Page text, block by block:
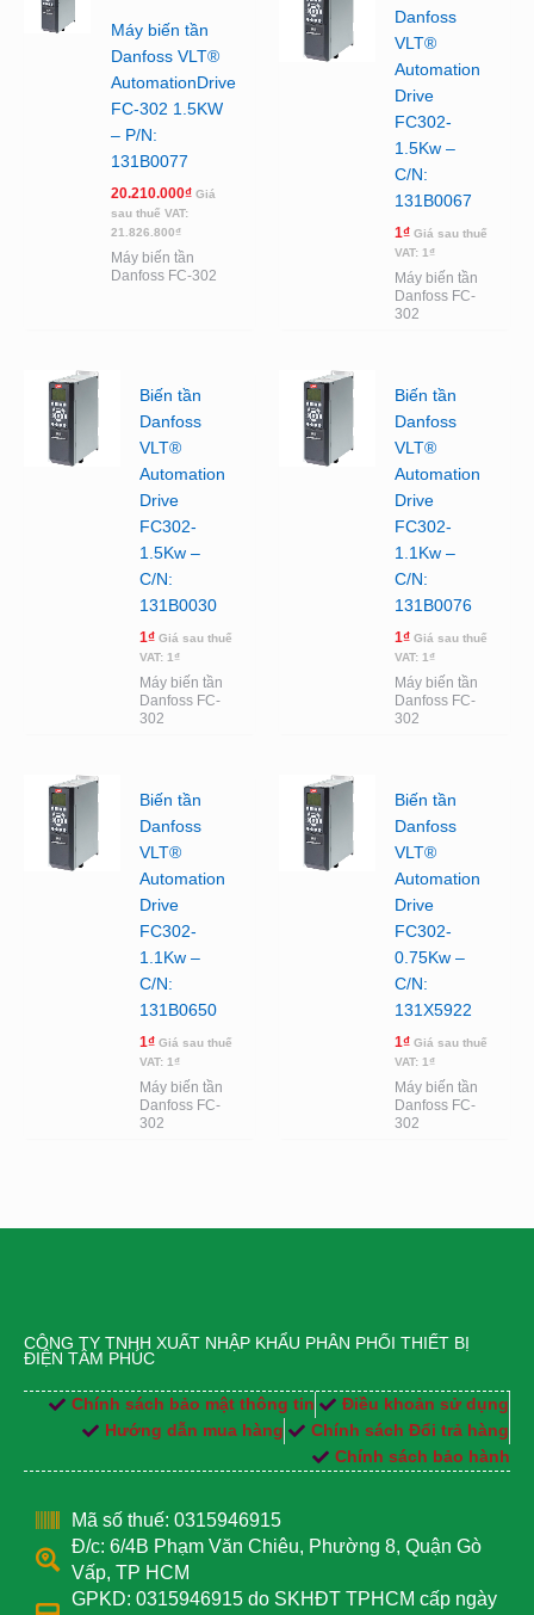
Máy biến tần
Danfoss VLT®
AutomationDrive
FC-302 1.5KW
– P/N:
131B0077
20.210.000₫ Giá
sau thuế VAT:
21.826.800₫
Máy biến tần
Danfoss FC-302
Danfoss
VLT®
Automation
Drive
FC302-
1.5Kw –
C/N:
131B0067
1₫ Giá sau thuế
VAT: 1₫
Máy biến tần
Danfoss FC-
302
Biến tần
Danfoss
VLT®
Automation
Drive
FC302-
1.5Kw –
C/N:
131B0030
1₫ Giá sau thuế
VAT: 1₫
Máy biến tần
Danfoss FC-
302
Biến tần
Danfoss
VLT®
Automation
Drive
FC302-
1.1Kw –
C/N:
131B0076
1₫ Giá sau thuế
VAT: 1₫
Máy biến tần
Danfoss FC-
302
Biến tần
Danfoss
VLT®
Automation
Drive
FC302-
1.1Kw –
C/N:
131B0650
1₫ Giá sau thuế
VAT: 1₫
Máy biến tần
Danfoss FC-
302
Biến tần
Danfoss
VLT®
Automation
Drive
FC302-
0.75Kw –
C/N:
131X5922
1₫ Giá sau thuế
VAT: 1₫
Máy biến tần
Danfoss FC-
302
CÔNG TY TNHH XUẤT NHẬP KHẨU PHÂN PHỐI THIẾT BỊ
ĐIỆN TÂM PHÚC
Chính sách bảo mật thông tin
Điều khoản sử dụng
Hướng dẫn mua hàng
Chính sách Đổi trả hàng
Chính sách bảo hành
Mã số thuế: 0315946915
Đ/c: 6/4B Phạm Văn Chiêu, Phường 8, Quận Gò
Vấp, TP HCM
GPKD: 0315946915 do SKHĐT TPHCM cấp ngày